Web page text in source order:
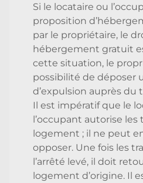
Si le locataire ou
proposition
par le propriétaire, le
hébergement gratuit
cette situation, le
possibilité de déposer
d’expulsion auprès du
Il est impératif que le
l’occupant autorise les
logement ; il ne peut
opposer. Une fois les
l’arrêté levé, il doit
logement d’origine. Il